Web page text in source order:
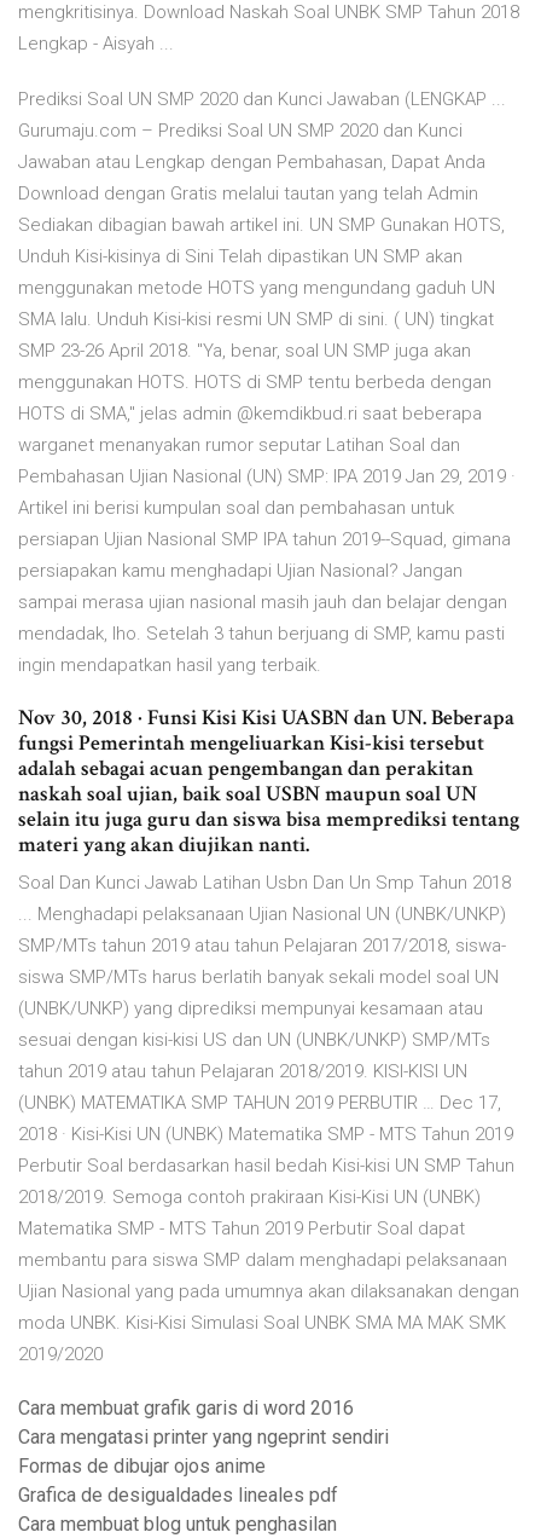
mengkritisinya. Download Naskah Soal UNBK SMP Tahun 2018
Lengkap - Aisyah ...
Prediksi Soal UN SMP 2020 dan Kunci Jawaban (LENGKAP ...
Gurumaju.com – Prediksi Soal UN SMP 2020 dan Kunci
Jawaban atau Lengkap dengan Pembahasan, Dapat Anda
Download dengan Gratis melalui tautan yang telah Admin
Sediakan dibagian bawah artikel ini. UN SMP Gunakan HOTS,
Unduh Kisi-kisinya di Sini Telah dipastikan UN SMP akan
menggunakan metode HOTS yang mengundang gaduh UN
SMA lalu. Unduh Kisi-kisi resmi UN SMP di sini. ( UN) tingkat
SMP 23-26 April 2018. "Ya, benar, soal UN SMP juga akan
menggunakan HOTS. HOTS di SMP tentu berbeda dengan
HOTS di SMA," jelas admin @kemdikbud.ri saat beberapa
warganet menanyakan rumor seputar Latihan Soal dan
Pembahasan Ujian Nasional (UN) SMP: IPA 2019 Jan 29, 2019 ·
Artikel ini berisi kumpulan soal dan pembahasan untuk
persiapan Ujian Nasional SMP IPA tahun 2019--Squad, gimana
persiapakan kamu menghadapi Ujian Nasional? Jangan
sampai merasa ujian nasional masih jauh dan belajar dengan
mendadak, lho. Setelah 3 tahun berjuang di SMP, kamu pasti
ingin mendapatkan hasil yang terbaik.
Nov 30, 2018 · Funsi Kisi Kisi UASBN dan UN. Beberapa
fungsi Pemerintah mengeliuarkan Kisi-kisi tersebut
adalah sebagai acuan pengembangan dan perakitan
naskah soal ujian, baik soal USBN maupun soal UN
selain itu juga guru dan siswa bisa memprediksi tentang
materi yang akan diujikan nanti.
Soal Dan Kunci Jawab Latihan Usbn Dan Un Smp Tahun 2018
... Menghadapi pelaksanaan Ujian Nasional UN (UNBK/UNKP)
SMP/MTs tahun 2019 atau tahun Pelajaran 2017/2018, siswa-
siswa SMP/MTs harus berlatih banyak sekali model soal UN
(UNBK/UNKP) yang diprediksi mempunyai kesamaan atau
sesuai dengan kisi-kisi US dan UN (UNBK/UNKP) SMP/MTs
tahun 2019 atau tahun Pelajaran 2018/2019. KISI-KISI UN
(UNBK) MATEMATIKA SMP TAHUN 2019 PERBUTIR … Dec 17,
2018 · Kisi-Kisi UN (UNBK) Matematika SMP - MTS Tahun 2019
Perbutir Soal berdasarkan hasil bedah Kisi-kisi UN SMP Tahun
2018/2019. Semoga contoh prakiraan Kisi-Kisi UN (UNBK)
Matematika SMP - MTS Tahun 2019 Perbutir Soal dapat
membantu para siswa SMP dalam menghadapi pelaksanaan
Ujian Nasional yang pada umumnya akan dilaksanakan dengan
moda UNBK. Kisi-Kisi Simulasi Soal UNBK SMA MA MAK SMK
2019/2020
Cara membuat grafik garis di word 2016
Cara mengatasi printer yang ngeprint sendiri
Formas de dibujar ojos anime
Grafica de desigualdades lineales pdf
Cara membuat blog untuk penghasilan